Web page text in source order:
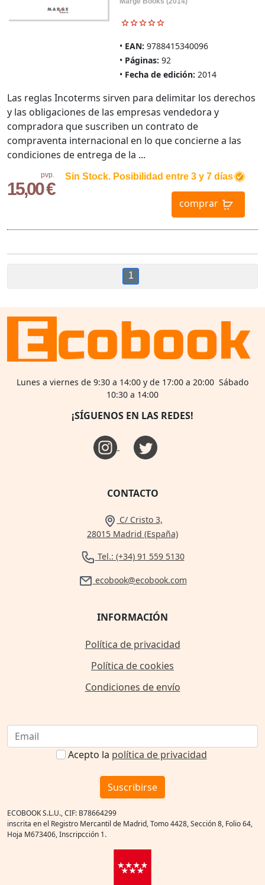
EAN: 9788415340096
Páginas: 92
Fecha de edición: 2014
pvp.
15,00 €
Sin Stock. Posibilidad entre 3 y 7 días
comprar
Las reglas Incoterms sirven para delimitar los derechos
y las obligaciones de las empresas vendedora y
compradora que suscriben un contrato de
compraventa internacional en lo que concierne a las
condiciones de entrega de la ...
1
Lunes a viernes de 9:30 a 14:00 y de 17:00 a 20:00 Sábado
10:30 a 14:00
¡SÍGUENOS EN LAS REDES!
CONTACTO
C/ Cristo 3,
28015 Madrid (España)
Tel.: (+34) 91 559 5130
ecobook@ecobook.com
INFORMACIÓN
Política de privacidad
Política de cookies
Condiciones de envío
Acepto la política de privacidad
Suscribirse
ECOBOOK S.L.U., CIF: B78664299
inscrita en el Registro Mercantil de Madrid, Tomo 4428, Sección 8, Folio 64,
Hoja M673406, Inscripcción 1.